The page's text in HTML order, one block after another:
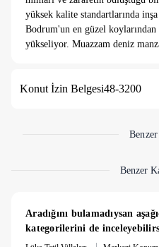
yüksek kalite standartlarında
Bodrum'un en güzel
yükseliyor. Muazzam deniz
mekanları, yaşam alanlarınızı
Denizi'nin ve muhteşem Bodrum
iç tasarımı, modern ve sofistike
anınızı aydınlatırken, açık plan
sunuyor. Her ayrıntının titizlikle
ve rahatlığın tadını
Konut İzin Belgesi48-3200
Benzer
Aradığını bulamadıysan
kategorilerini de